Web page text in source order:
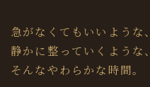
急がなくてもいいような、
静かに整っていくような、
そんなやわらかな時間。